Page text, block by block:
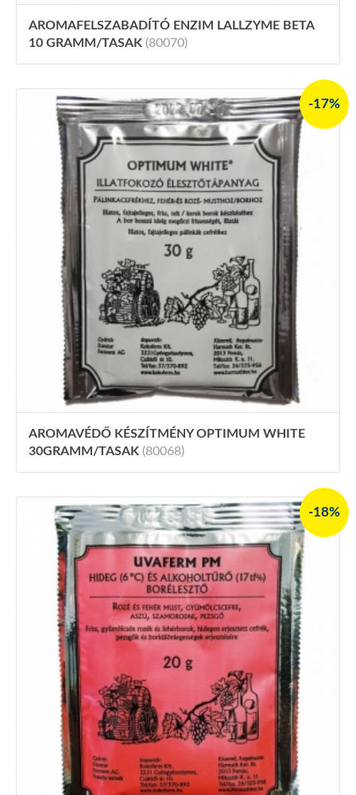
AROMAFELSZABADÍTÓ ENZIM LALLZYME BETA
10 GRAMM/TASAK (80070)
-17%
AROMAVÉDŐ KÉSZÍTMÉNY OPTIMUM WHITE
30GRAMM/TASAK (80068)
-18%